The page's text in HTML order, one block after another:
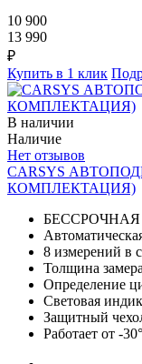
10 900
13 990
₽
Купить в 1 клик
В наличии
Наличие
Нет отзывов
CARSYS
КОМПЛЕКТАЦИЯ)
8 измерений в
Толщина
Определение
Световая
Защитный
Работает от -